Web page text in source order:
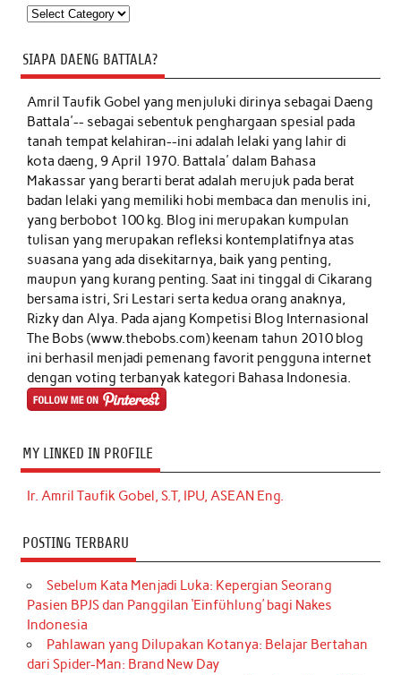
Kategori
SIAPA DAENG BATTALA?
Amril Taufik Gobelyang menjuluki dirinya sebagai Daeng
Battala'-- sebagai sebentuk penghargaan spesial pada
tanah tempat kelahiran--ini adalah lelaki yang lahir di
kota daeng, 9 April 1970. Battala' dalam Bahasa
Makassar yang berarti berat adalah merujuk pada berat
badan lelaki yang memiliki hobi membaca dan menulis ini,
yang berbobot 100 kg. Blog ini merupakan kumpulan
tulisan yang merupakan refleksi kontemplatifnya atas
suasana yang ada disekitarnya, baik yang penting,
maupun yang kurang penting. Saat ini tinggal di Cikarang
bersama istri, Sri Lestari serta kedua orang anaknya,
Rizky dan Alya. Pada ajang Kompetisi Blog Internasional
The Bobs (www.thebobs.com) keenam tahun 2010 blog
ini berhasil menjadi pemenang favorit pengguna internet
dengan voting terbanyak kategori Bahasa Indonesia.
MY LINKED IN PROFILE
Ir. Amril Taufik Gobel, S.T, IPU, ASEAN Eng.
POSTING TERBARU
Sebelum Kata Menjadi Luka: Kepergian Seorang
Pasien BPJS dan Panggilan ‘Einfühlung’ bagi Nakes
Indonesia
Pahlawan yang Dilupakan Kotanya: Belajar Bertahan
dari Spider-Man: Brand New Day